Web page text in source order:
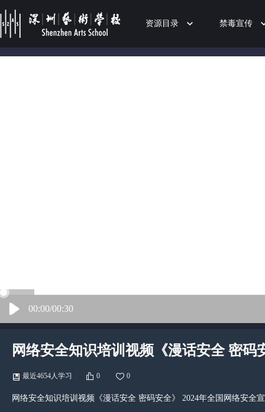
资源目录 禁毒宣传
00:00/00:30
网络安全知识培训视频《漫话安全 密码
最近4654人学习 0 0
网络安全知识培训视频《漫话安全 密码安全》 2024年全国网络安全